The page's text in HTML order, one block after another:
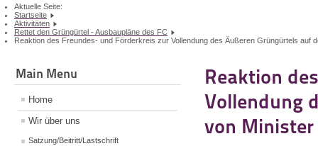
Aktuelle Seite:
Startseite
Aktivitäten
Rettet den Grüngürtel - Ausbaupläne des FC
Reaktion des Freundes- und Förderkreis zur Vollendung des Äußeren Grüngürtels auf
Main Menu
Home
Wir über uns
Satzung/Beitritt/Lastschrift
Reaktion
Vollendung
von Minister